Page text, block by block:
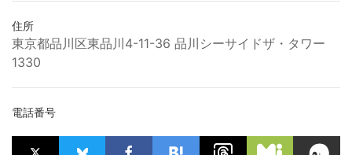
住所
東京都品川区東品川4-11-36 品川シーサイドザ・タワー
1330
電話番号